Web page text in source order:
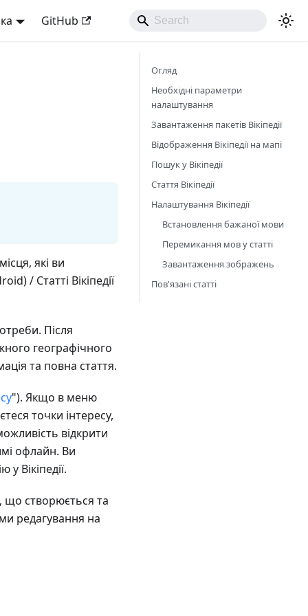
GitHub
які ви
/ Статті Вікіпедії
Після
географічного
та повна стаття.
"). Якщо в меню
точки інтересу,
відкрити
офлайн. Ви
Вікіпедії.
що створюється та
редагування на
Огляд
Необхідні параметри
налаштування
Завантаження пакетів Вікіпедії
Відображення Вікіпедії на мапі
Пошук у Вікіпедії
Стаття Вікіпедії
Налаштування Вікіпедії
Встановлення бажаної мови
Перемикання мов у статті
Завантаження зображень
Пов'язані статті